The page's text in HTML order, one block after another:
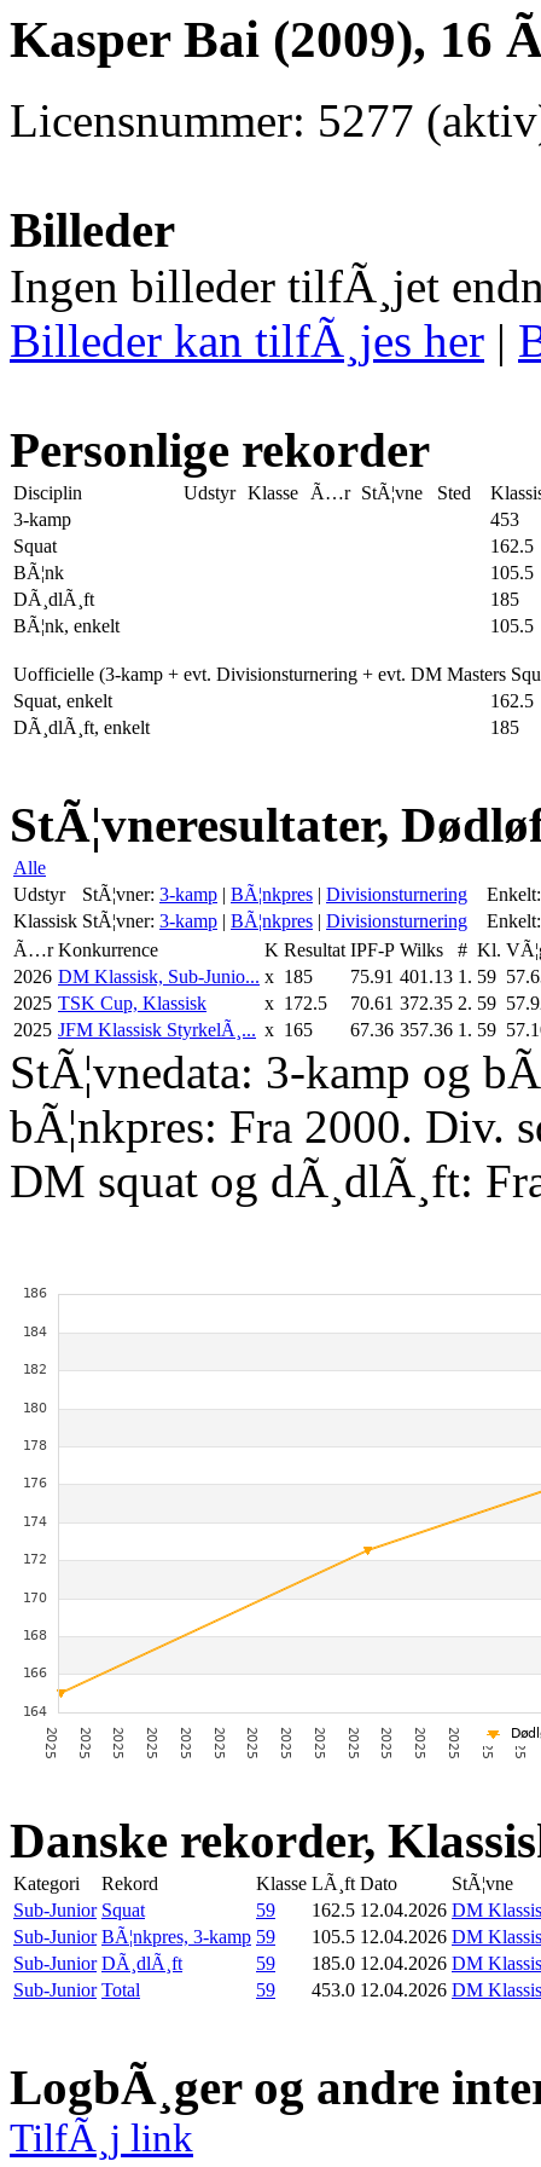
Kasper Bai (2009), 16
Licensnummer: 5277
Billeder
Ingen billeder tilfÃ¸jet
Billeder kan tilfÃ¸jes her |
Personlige rekorder
Disciplin Udstyr Klasse Ã…r StÃ¦vne Sted
3-kamp
453
Squat
162.5
BÃ¦nk
105.5
DÃ¸dlÃ¸ft
185
BÃ¦nk, enkelt
105.5
Uofficielle (3-kamp + evt. Divisionsturnering + evt. DM Masters
Squat, enkelt
162.5
DÃ¸dlÃ¸ft, enkelt
185
StÃ¦vneresultater,
Alle
Udstyr
StÃ¦vner: 3-kamp | BÃ¦nkpres | Divisionsturnering
Enkelt:
Klassisk StÃ¦vner: 3-kamp | BÃ¦nkpres | Divisionsturnering
Enkelt:
Ã…r Konkurrence K Resultat IPF-P Wilks # Kl.
2026 DM Klassisk, Sub-Junio... x 185 75.91 401.13 1. 59
2025 TSK Cup, Klassisk x 172.5 70.61 372.35 2. 59
2025 JFM Klassisk StyrkelÃ¸... x 165 67.36 357.36 1. 59
StÃ¦vnedata: 3-kamp og
bÃ¦nkpres: Fra 2000. Div.
DM squat og dÃ¸dlÃ¸ft:
Danske rekorder,
Kategori Rekord Klasse LÃ¸ft Dato
StÃ¦vne
Sub-Junior Squat 59 162.5 12.04.2026 DM
Sub-Junior BÃ¦nkpres, 3-kamp 59 105.5 12.04.2026 DM
Sub-Junior DÃ¸dlÃ¸ft 59 185.0 12.04.2026 DM
Sub-Junior Total 59 453.0 12.04.2026 DM
LogbÃ¸ger og andre
TilfÃ¸j link